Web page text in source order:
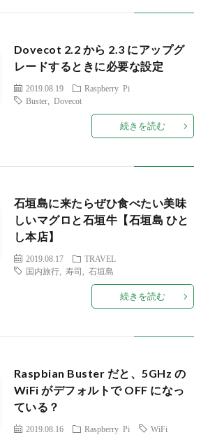
Dovecot 2.2 から 2.3 にアップグ
レードするときに必要な設定
2019.08.19
Raspberry Pi
Buster, Dovecot
続きを読む
石垣島に来たらぜひ食べたい美味
しいマグロと石垣牛【石垣島 ひと
し本店】
2019.08.17
TRAVEL
国内旅行, 寿司 石垣島
続きを読む
Raspbian Buster だと、5GHz の
WiFi がデフォルトで OFF になっ
ている？
2019.08.16 Raspberry Pi WiFi